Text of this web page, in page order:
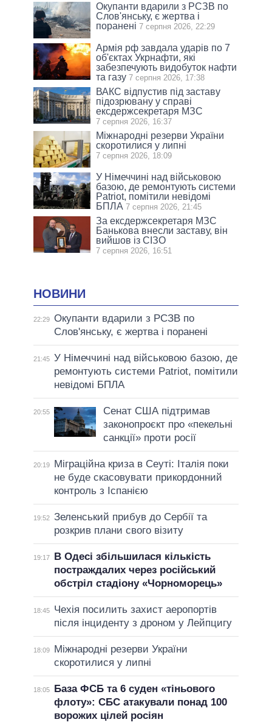
Окупанти вдарили з РСЗВ по
Слов'янську, є жертва і
поранені 7 серпня 2026, 22:29
Армія рф завдала ударів по 7
об'єктах Укрнафти, які
забезпечують видобуток нафти
та газу 7 серпня 2026, 17:38
ВАКС відпустив під заставу
підозрювану у справі
ексдержсекретаря МЗС
7 серпня 2026, 16:37
Міжнародні резерви України
скоротилися у липні
7 серпня 2026, 18:09
У Німеччині над військовою
базою, де ремонтують системи
Patriot, помітили невідомі
БПЛА 7 серпня 2026, 21:45
За ексдержсекретаря МЗС
Банькова внесли заставу, він
вийшов із СІЗО
7 серпня 2026, 16:51
НОВИНИ
22:29 Окупанти вдарили з РСЗВ по
Слов'янську, є жертва і поранені
21:45 У Німеччині над військовою базою, де
ремонтують системи Patriot, помітили
невідомі БПЛА
20:55
Сенат США підтримав
законопроєкт про «пекельні
санкції» проти росії
20:19
Міграційна криза в Сеуті: Італія поки
не буде скасовувати прикордонний
контроль з Іспанією
19:52 Зеленський прибув до Сербії та
розкрив плани свого візиту
19:17
В Одесі збільшилася кількість
постраждалих через російський
обстріл стадіону «Чорноморець»
18:45
Чехія посилить захист аеропортів
після інциденту з дроном у Лейпцигу
18:09
Міжнародні резерви України
скоротилися у липні
18:05
База ФСБ та 6 суден «тіньового
флоту»: СБС атакували понад 100
ворожих цілей росіян